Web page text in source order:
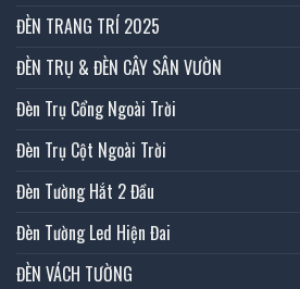
ĐÈN TRANG TRÍ 2025
ĐÈN TRỤ & ĐÈN CÂY SÂN VƯỜN
Đèn Trụ Cổng Ngoài Trời
Đèn Trụ Cột Ngoài Trời
Đèn Tường Hắt 2 Đầu
Đèn Tường Led Hiện Đai
ĐÈN VÁCH TƯỜNG